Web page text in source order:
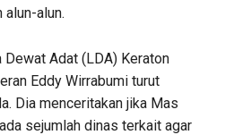
alun-alun.
Adat (LDA) Keraton
Eddy Wirrabumi turut
Dia menceritakan jika Mas
sejumlah dinas terkait agar